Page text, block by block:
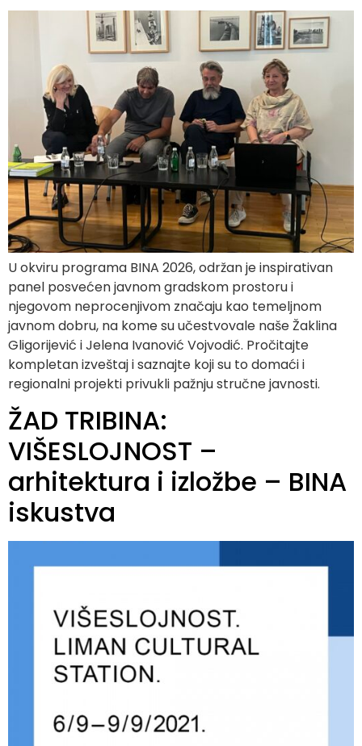
U okviru programa BINA 2026, održan je inspirativan
panel posvećen javnom gradskom prostoru i
njegovom neprocenjivom značaju kao temeljnom
javnom dobru, na kome su učestvovale naše Žaklina
Gligorijević i Jelena Ivanović Vojvodić. Pročitajte
kompletan izveštaj i saznajte koji su to domaći i
regionalni projekti privukli pažnju stručne javnosti.
ŽAD TRIBINA:
VIŠESLOJNOST –
arhitektura i izložbe – BINA
iskustva